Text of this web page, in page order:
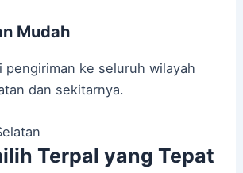
Mudah
pengiriman ke seluruh wilayah
dan sekitarnya.
Terpal yang Tepat